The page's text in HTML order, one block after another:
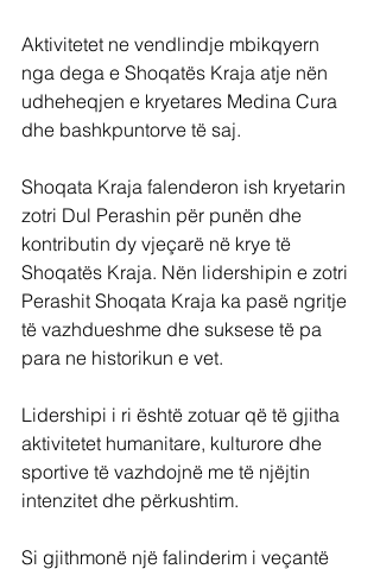
Aktivitetet ne vendlindje mbikqyern
nga dega e Shoqatës Kraja atje nën
udheheqjen e kryetares Medina Cura
dhe bashkpuntorve të saj.
Shoqata Kraja falenderon ish kryetarin
zotri Dul Perashin për punën dhe
kontributin dy vjeçarë në krye të
Shoqatës Kraja. Nën lidershipin e zotri
Perashit Shoqata Kraja ka pasë ngritje
të vazhdueshme dhe suksese të pa
para ne historikun e vet.
Lidershipi i ri është zotuar që të gjitha
aktivitetet humanitare, kulturore dhe
sportive të vazhdojnë me të njëjtin
intenzitet dhe përkushtim.
Si gjithmonë një falinderim i veçantë